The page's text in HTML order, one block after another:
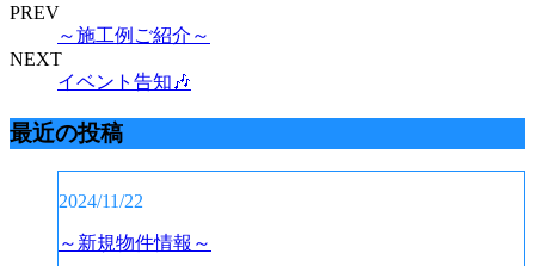
PREV
～施工例ご紹介～
NEXT
イベント告知🎶
最近の投稿
2024/11/22
～新規物件情報～